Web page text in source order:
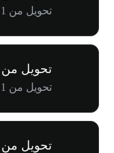
تحويل من 1 COPXON إلى R1.39K
تحويل من COPXON إلى IQD
تحويل من 1 COPXON إلى ع.د112.55K
تحويل من COPXON إلى TWD